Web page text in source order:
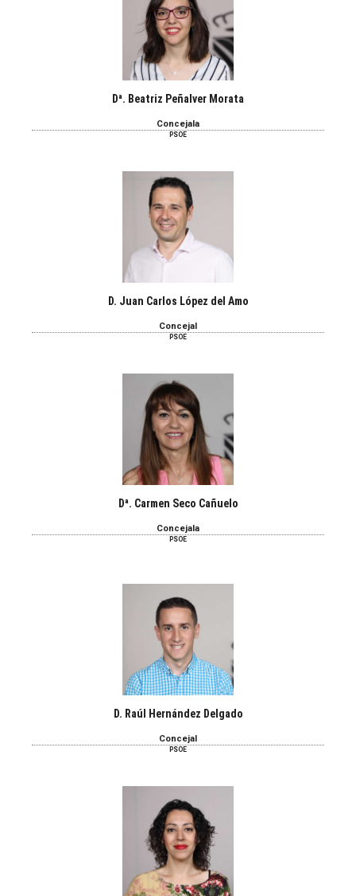
Dª. Beatriz Peñalver Morata
Concejala
PSOE
D. Juan Carlos López del Amo
Concejal
PSOE
Dª. Carmen Seco Cañuelo
Concejala
PSOE
D. Raúl Hernández Delgado
Concejal
PSOE